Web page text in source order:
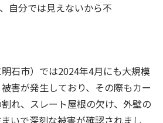
自分では見えないから不
石市）では2024年4月にも大規模
害が発生しており、その際もカー
れ、スレート屋根の欠け、外壁の
いで深刻な被害が確認されまし